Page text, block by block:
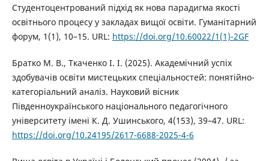
Студентоцентрований підхід як нова парадигма якості
освітнього процесу у закладах вищої освіти. Гуманітарний
форум, 1(1), 10–15. URL: https://doi.org/10.60022/1(1)-2GF
Братко М. В., Ткаченко І. І. (2025). Академічний успіх
здобувачів освіти мистецьких спеціальностей: понятійно-
категоріальний аналіз. Науковий вісник
Південноукраїнського національного педагогічного
університету імені К. Д. Ушинського, 4(153), 39–47. URL:
https://doi.org/10.24195/2617-6688-2025-4-6